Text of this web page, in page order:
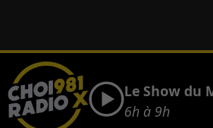
Le Show du
6h à 9h